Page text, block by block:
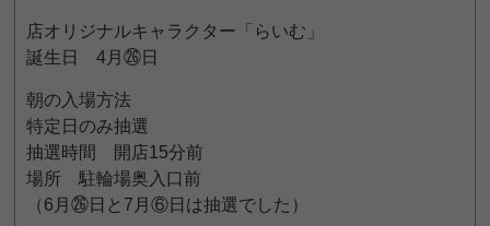
店オリジナルキャラクター「らいむ」
誕生日 4月㉖日
朝の入場方法
特定日のみ抽選
抽選時間 開店15分前
場所 駐輪場奥入口前
（6月㉖日と7月⑥日は抽選でした）